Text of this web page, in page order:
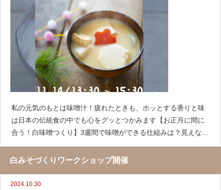
私の元気のもとは味噌汁！疲れたときも、ホッとする香りと味
は日本の伝統食の中でも心をグッとつかみます【お正月に間に
合う！白味噌つくり】3週間で味噌ができる仕組みは？見えない
発酵ってどんなことが起きてる？今回その立役者の麹菌のお顔
も見ちゃいましょう赤味噌も好きだ
白みそづくりワークショップ開催
2024.10.30